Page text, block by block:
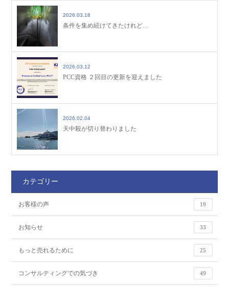
2026.03.18
条件を集め続けてきたけれど…
2026.03.12
PCC資格 ２回目の更新を迎えました
2026.02.04
天中殺が切り替わりました
カテゴリー
お客様の声 19
お知らせ 33
もっと売れるために 25
コンサルティングでの気づき 49